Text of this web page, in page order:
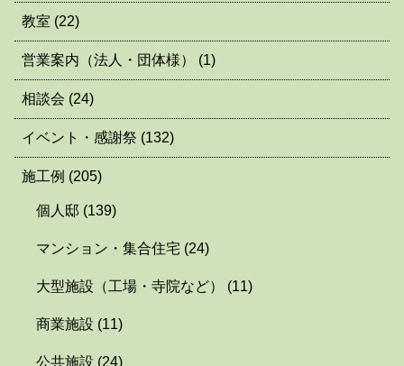
教室 (22)
営業案内（法人・団体様） (1)
相談会 (24)
イベント・感謝祭 (132)
施工例 (205)
個人邸 (139)
マンション・集合住宅 (24)
大型施設（工場・寺院など） (11)
商業施設 (11)
公共施設 (24)